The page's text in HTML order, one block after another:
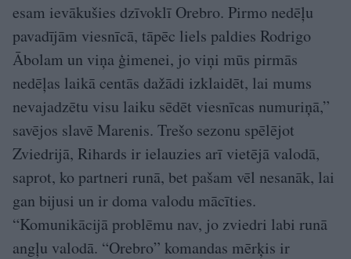
esam ievākušies dzīvoklī Orebro. Pirmo nedēļu
pavadījām viesnīcā, tāpēc liels paldies Rodrigo
Ābolam un viņa ģimenei, jo viņi mūs pirmās
nedēļas laikā centās dažādi izklaidēt, lai mums
nevajadzētu visu laiku sēdēt viesnīcas numuriņā,”
savējos slavē Marenis. Trešo sezonu spēlējot
Zviedrijā, Rihards ir ielauzies arī vietējā valodā,
saprot, ko partneri runā, bet pašam vēl nesanāk, lai
gan bijusi un ir doma valodu mācīties.
“Komunikācijā problēmu nav, jo zviedri labi runā
angļu valodā. “Orebro” komandas mērķis ir